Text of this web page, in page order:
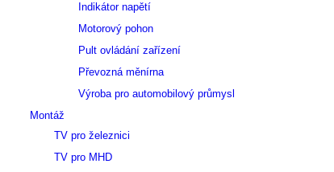
Indikátor napětí
Motorový pohon
Pult ovládání zařízení
Převozná měnírna
Výroba pro automobilový průmysl
Montáž
TV pro železnici
TV pro MHD